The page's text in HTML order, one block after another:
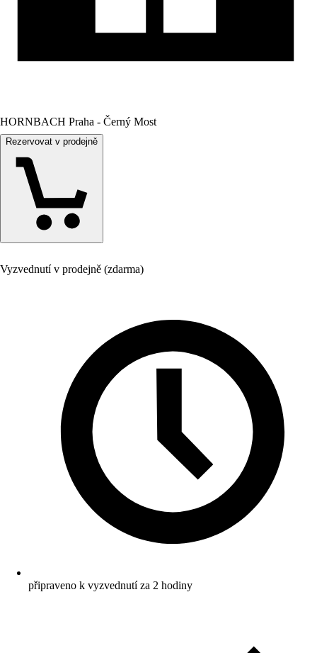
HORNBACH Praha - Černý Most
Rezervovat v prodejně
Vyzvednutí v prodejně (zdarma)
připraveno k vyzvednutí za 2 hodiny